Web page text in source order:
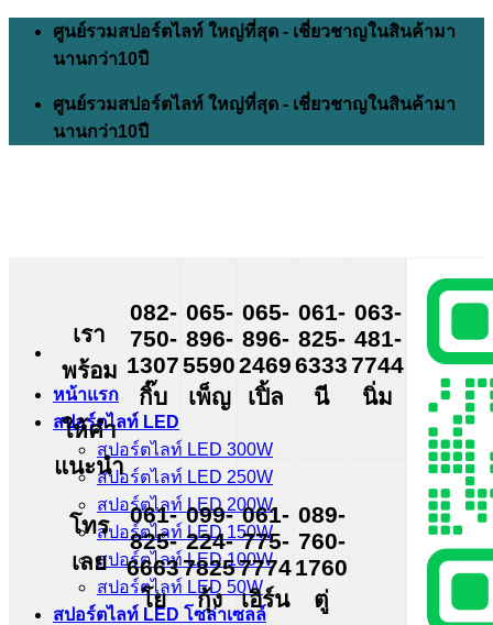
Skip
content
ศูนย์รวมสปอร์ตไลท์ ใหญ่ที่สุด - เชี่ยวชาญในสินค้ามา
นานกว่า10ปี
ศูนย์รวมสปอร์ตไลท์ ใหญ่ที่สุด - เชี่ยวชาญในสินค้ามา
นานกว่า10ปี
หน้าแรก
สปอร์ตไลท์ LED
สปอร์ตไลท์ LED 300W
สปอร์ตไลท์ LED 250W
สปอร์ตไลท์ LED 200W
สปอร์ตไลท์ LED 150W
สปอร์ตไลท์ LED 100W
สปอร์ตไลท์ LED 50W
สปอร์ตไลท์ LED โซล่าเซลล์
เรา
พร้อม
ให้คำ
แนะนำ
โทร
เลย
082-
750-
1307
กิ๊บ
065-
896-
5590
เพ็ญ
065-
896-
2469
เปิ้ล
061-
825-
6333
นี
063-
481-
7744
นิ่ม
061-
825-
6663
โย
099-
224-
7825
กุ้ง
061-
775-
7774
เอิร์น
089-
760-
1760
ตู่